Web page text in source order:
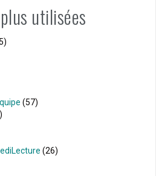
utilisées
(57)
(26)